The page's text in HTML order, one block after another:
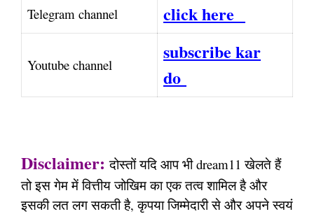
Telegram channel clickhere
Youtube channel
subscribe kar
do
Disclaimer: दोस्तों यदि आप भी dream11 खेलते हैं
तो इस गेम में वित्तीय जोखिम का एक तत्व शामिल है और
इसकी लत लग सकती है, कृपया जिम्मेदारी से और अपने स्वयं